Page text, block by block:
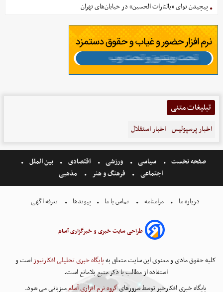
پیچیدن نوای «یالثارات الحسین» در خیابان‌های تهران
تبلیغات متنی
اخبار پرسپولیس اخبار استقلال
صفحه نخست سیاسی ورزشی اقتصادی
بین الملل
اجتماعی
فرهنگ و هنر مذهبی
درباره ما مرامنامه تماس با ما پیوندها تعرفه اگهی
طراحی سایت خبری و خبرگزاری آسام
کلیه حقوق مادی و معنوی این سایت متعلق بهپایگاه خبری تحلیلی افکارنیوزاست و
استفاده از مطالب با ذکر منبع بلامانع است.
پایگاه خبری افکارخبر توسط سرورهایگروه نرم افزاری آساممیزبانی می شود.